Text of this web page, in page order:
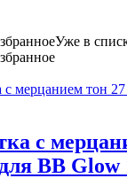
Уже в
с
BB Glow